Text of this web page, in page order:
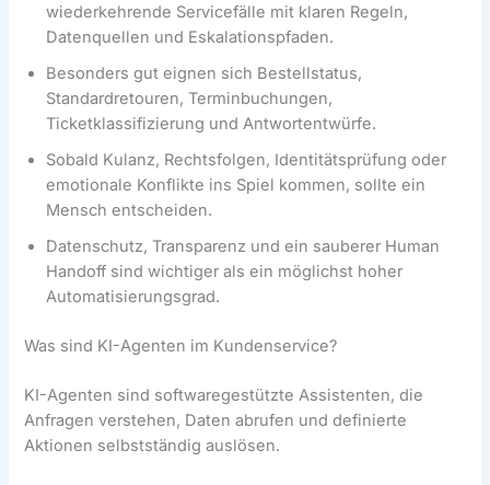
wiederkehrende Servicefälle mit klaren Regeln,
Datenquellen und Eskalationspfaden.
Besonders gut eignen sich Bestellstatus,
Standardretouren, Terminbuchungen,
Ticketklassifizierung und Antwortentwürfe.
Sobald Kulanz, Rechtsfolgen, Identitätsprüfung oder
emotionale Konflikte ins Spiel kommen, sollte ein
Mensch entscheiden.
Datenschutz, Transparenz und ein sauberer Human
Handoff sind wichtiger als ein möglichst hoher
Automatisierungsgrad.
Was sind KI-Agenten im Kundenservice?
KI-Agenten sind softwaregestützte Assistenten, die
Anfragen verstehen, Daten abrufen und definierte
Aktionen selbstständig auslösen.